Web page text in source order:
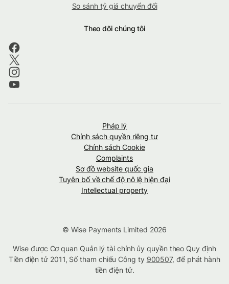
So sánh tỷ giá chuyển đổi
Theo dõi chúng tôi
Pháp lý
Chính sách quyền riêng tư
Chính sách Cookie
Complaints
Sơ đồ website quốc gia
Tuyên bố về chế độ nô lệ hiện đại
Intellectual property
© Wise Payments Limited 2026
Wise được Cơ quan Quản lý tài chính ủy quyền theo Quy định
Tiền điện tử 2011, Số tham chiếu Công ty 900507, để phát hành
tiền điện tử.